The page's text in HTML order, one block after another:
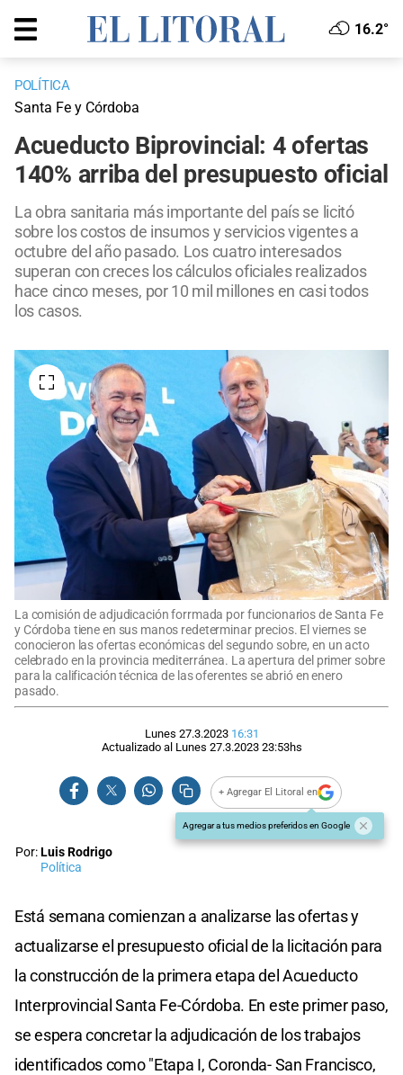
16.2°
POLÍTICA
Santa Fe y Córdoba
Acueducto Biprovincial: 4 ofertas
140% arriba del presupuesto oficial
La obra sanitaria más importante del país se licitó
sobre los costos de insumos y servicios vigentes a
octubre del año pasado. Los cuatro interesados
superan con creces los cálculos oficiales realizados
hace cinco meses, por 10 mil millones en casi todos
los casos.
La comisión de adjudicación forrmada por funcionarios de Santa Fe
y Córdoba tiene en sus manos redeterminar precios. El viernes se
conocieron las ofertas económicas del segundo sobre, en un acto
celebrado en la provincia mediterránea. La apertura del primer sobre
para la calificación técnica de las oferentes se abrió en enero
pasado.
Lunes 27.3.2023 16:31
Actualizado al Lunes 27.3.2023 23:53hs
+ Agregar El Litoral en
Agregar a tus medios preferidos en Google
Por:Luis Rodrigo
Política
Está semana comienzan a analizarse las ofertas y
actualizarse el presupuesto oficial de la licitación para
la construcción de la primera etapa del Acueducto
Interprovincial Santa Fe-Córdoba. En este primer paso,
se espera concretar la adjudicación de los trabajos
identificados como "Etapa I, Coronda- San Francisco,